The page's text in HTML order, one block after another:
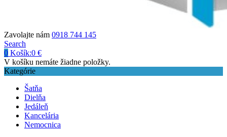
Zavolajte nám 0918 744 145
Search
0 Košík:0 €
V košíku nemáte žiadne položky.
Kategórie
Šatňa
Dielňa
Jedáleň
Kancelária
Nemocnica